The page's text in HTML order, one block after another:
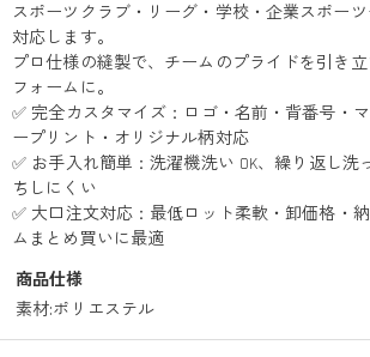
スポーツクラブ・リーグ・学校・企業スポー
対応します。
プロ仕様の縫製で、チームのプライドを引き
フォームに。
✅ 完全カスタマイズ：ロゴ・名前・背番号・
ープリント・オリジナル柄対応
✅ お手入れ簡単：洗濯機洗い OK、繰り返し洗
ちしにくい
✅ 大口注文対応：最低ロット柔軟・卸価格・
ムまとめ買いに最適
商品仕様
素材:ポリエステル